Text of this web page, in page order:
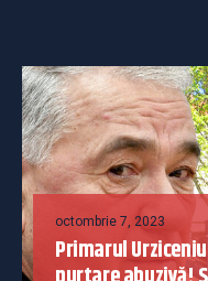
octombrie 7, 2023
Primarul